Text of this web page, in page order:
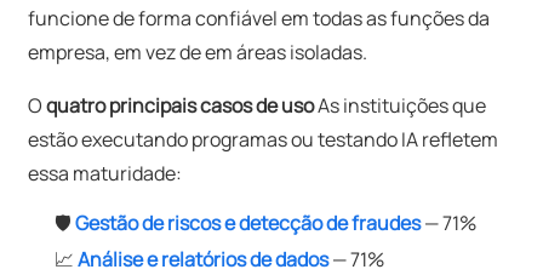
funcione de forma confiável em todas as funções da
empresa, em vez de em áreas isoladas.
Oquatro principais casos de usoAs instituições que
estão executando programas ou testando IA refletem
essa maturidade:
🛡️Gestão de riscos e detecção de fraudes— 71%
📈Análise e relatórios de dados— 71%